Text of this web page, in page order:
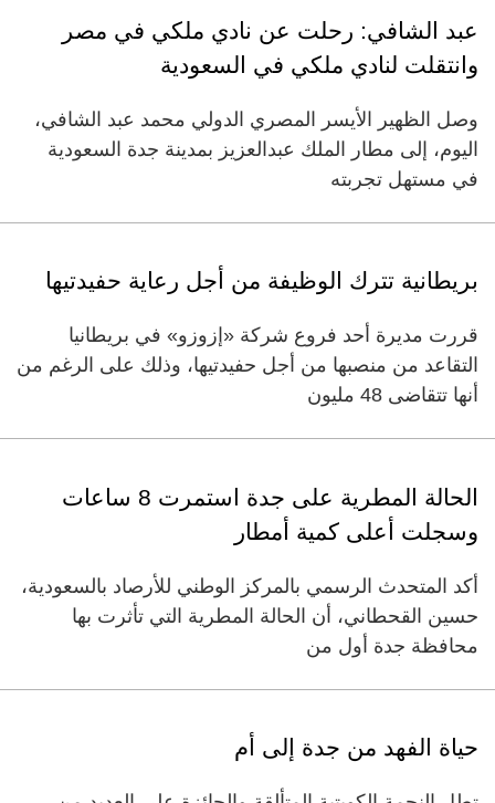
عبد الشافي: رحلت عن نادي ملكي في مصر
وانتقلت لنادي ملكي في السعودية
وصل الظهير الأيسر المصري الدولي محمد عبد الشافي،
اليوم، إلى مطار الملك عبدالعزيز بمدينة جدة السعودية
في مستهل تجربته
بريطانية تترك الوظيفة من أجل رعاية حفيدتيها
قررت مديرة أحد فروع شركة «إزوزو» في بريطانيا
التقاعد من منصبها من أجل حفيدتيها، وذلك على الرغم من
أنها تتقاضى 48 مليون
الحالة المطرية على جدة استمرت 8 ساعات
وسجلت أعلى كمية أمطار
أكد المتحدث الرسمي بالمركز الوطني للأرصاد بالسعودية،
حسين القحطاني، أن الحالة المطرية التي تأثرت بها
محافظة جدة أول من
حياة الفهد من جدة إلى أم